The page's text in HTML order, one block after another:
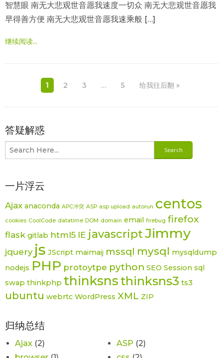
智慧眼 南无大悲观世音愿我速度一切众 南无大悲观世音愿我
早得善方便 南无大悲观世音愿我速乘般 […]
继续阅读...
1 2 3 … 5 给我往后翻 »
答疑解惑
一片浮云
Ajax anaconda APC冲突 ASP asp upload autorun centos
cookies CoolCode datatime DOM domain email firebug firefox
flask gitlab html5 IE javascriptJimmy
jquery js JScript maimaij mssql mysql mysqldump
nodejs PHP protoytpe python SEO Session sql
swap thinkphp thinksns thinksns3 ts3
ubuntu webrtc WordPress XML ZIP
归纳总结
Ajax (2) ASP (2)